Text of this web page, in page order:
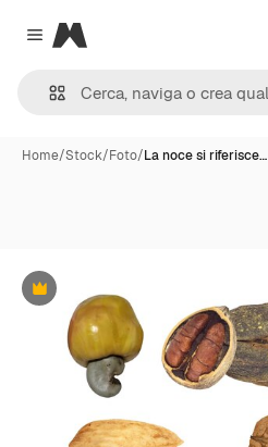
Close menu
Magnific
Home/Stock/Foto/La noce si riferisce…
Premium